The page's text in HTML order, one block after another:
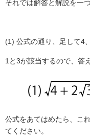
それでは解答と解説を一
(1) 公式の通り、足して4
1と3が該当するので、答
公式をあてはめたら、こ
てください。